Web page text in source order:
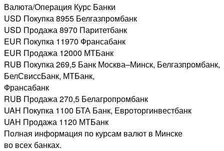
Валюта/Операция Курс Банки
USD Покупка 8955 Белгазпромбанк
USD Продажа 8970 Паритетбанк
EUR Покупка 11970 Франсабанк
EUR Продажа 12000 МТБанк
RUB Покупка 269,5 Банк Москва–Минск, Белгазпромбанк,
БелСвиссБанк, МТБанк,
Франсабанк
RUB Продажа 270,5 Белагропромбанк
UAH Покупка 1100 БТА Банк, Евроторгинвестбанк
UAH Продажа 1120 МТБанк
Полная информация по курсам валют в Минске
во всех банках.